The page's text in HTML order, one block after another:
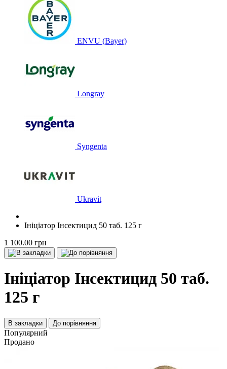
ENVU (Bayer)
Longray
Syngenta
Ukravit
Ініціатор Інсектицид 50 таб. 125 г
1 100.00 грн
Ініціатор Інсектицид 50 таб.
125 г
В закладки До порівняння
Популярний
Продано